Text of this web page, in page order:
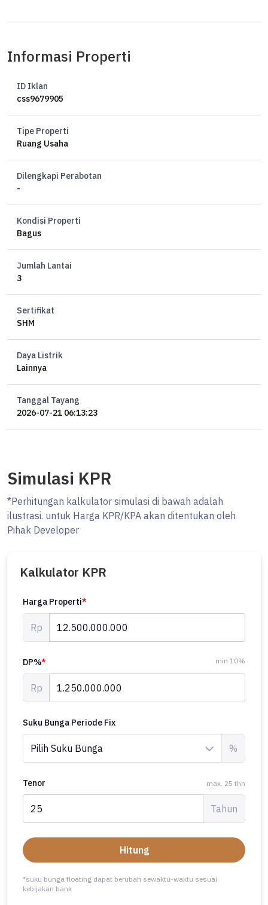
Informasi Properti
ID Iklan
css9679905
Tipe Properti
Ruang Usaha
Dilengkapi Perabotan
-
Kondisi Properti
Bagus
Jumlah Lantai
3
Sertifikat
SHM
Daya Listrik
Lainnya
Tanggal Tayang
2026-07-21 06:13:23
Simulasi KPR
*Perhitungan kalkulator simulasi di bawah adalah
ilustrasi. untuk Harga KPR/KPA akan ditentukan oleh
Pihak Developer
Kalkulator KPR
Harga Properti*
Rp
DP%* min 10%
Rp
Suku Bunga Periode Fix
%
Tenor max. 25 thn
Tahun
Hitung
*suku bunga floating dapat berubah sewaktu-waktu sesuai
kebijakan bank